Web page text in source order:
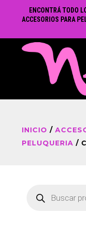
ENCONTRÁ TODO
ACCESORIOS PARA
INICIO /
PELUQUERIA /
productos